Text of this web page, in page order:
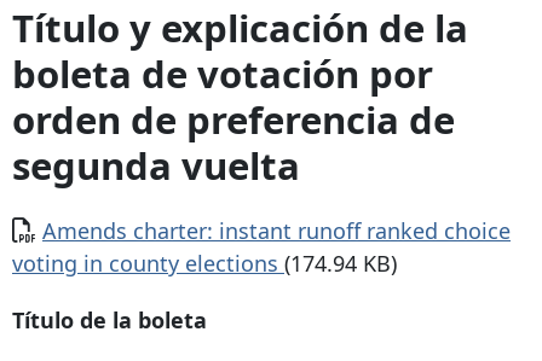
Título y explicación de la
boleta de votación por
orden de preferencia de
segunda vuelta
Documento
Amends charter: instant runoff ranked choice
voting in county elections (174.94 KB)
Título de la boleta